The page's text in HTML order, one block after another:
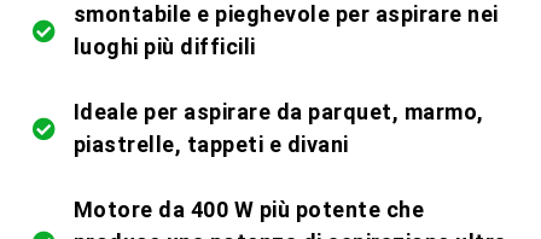
smontabile e pieghevole per aspirare nei
luoghi più difficili
Ideale per aspirare da parquet, marmo,
piastrelle, tappeti e divani
Motore da 400 W più potente che